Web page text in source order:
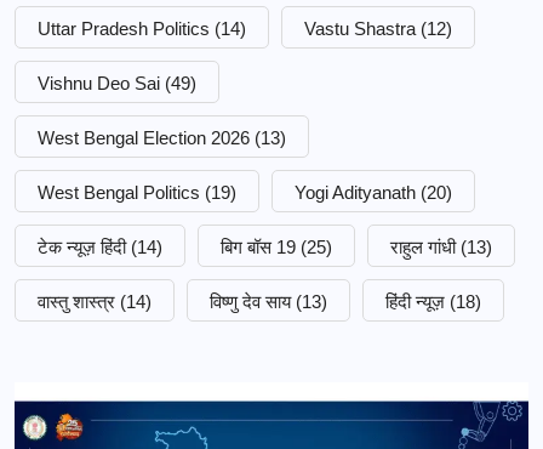
Uttar Pradesh Politics (14) Vastu Shastra (12)
Vishnu Deo Sai (49)
West Bengal Election 2026 (13)
West Bengal Politics (19) Yogi Adityanath (20)
टेक न्यूज़ हिंदी (14) बिग बॉस 19 (25) राहुल गांधी (13)
वास्तु शास्त्र (14) विष्णु देव साय (13) हिंदी न्यूज़ (18)